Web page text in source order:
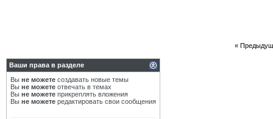
«
Ваши права в разделе
Вы не можете создавать новые темы
Вы не можете отвечать в темах
Вы не можете прикреплять вложения
Вы не можете редактировать свои сообщения